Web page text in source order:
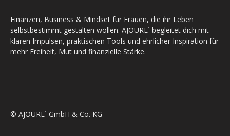
Finanzen, Business & Mindset für Frauen, die ihr Leben
selbstbestimmt gestalten wollen. AJOURE´ begleitet dich mit
klaren Impulsen, praktischen Tools und ehrlicher Inspiration für
mehr Freiheit, Mut und finanzielle Stärke.
© AJOURE´ GmbH & Co. KG